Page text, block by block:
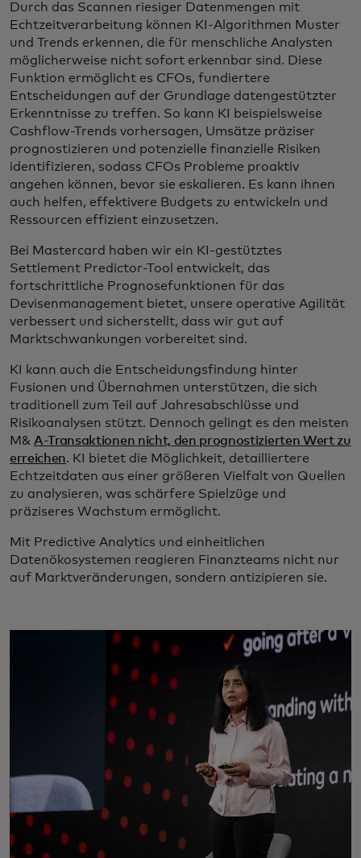
Durch das Scannen riesiger Datenmengen mit
Echtzeitverarbeitung können KI-Algorithmen Muster
und Trends erkennen, die für menschliche Analysten
möglicherweise nicht sofort erkennbar sind. Diese
Funktion ermöglicht es CFOs, fundiertere
Entscheidungen auf der Grundlage datengestützter
Erkenntnisse zu treffen. So kann KI beispielsweise
Cashflow-Trends vorhersagen, Umsätze präziser
prognostizieren und potenzielle finanzielle Risiken
identifizieren, sodass CFOs Probleme proaktiv
angehen können, bevor sie eskalieren. Es kann ihnen
auch helfen, effektivere Budgets zu entwickeln und
Ressourcen effizient einzusetzen.
Bei Mastercard haben wir ein KI-gestütztes
Settlement Predictor-Tool entwickelt, das
fortschrittliche Prognosefunktionen für das
Devisenmanagement bietet, unsere operative Agilität
verbessert und sicherstellt, dass wir gut auf
Marktschwankungen vorbereitet sind.
KI kann auch die Entscheidungsfindung hinter
Fusionen und Übernahmen unterstützen, die sich
traditionell zum Teil auf Jahresabschlüsse und
Risikoanalysen stützt. Dennoch gelingt es den meisten
M& A-Transaktionen nicht, den prognostizierten Wert zu
erreichen. KI bietet die Möglichkeit, detailliertere
Echtzeitdaten aus einer größeren Vielfalt von Quellen
zu analysieren, was schärfere Spielzüge und
präziseres Wachstum ermöglicht.
Mit Predictive Analytics und einheitlichen
Datenökosystemen reagieren Finanzteams nicht nur
auf Marktveränderungen, sondern antizipieren sie.